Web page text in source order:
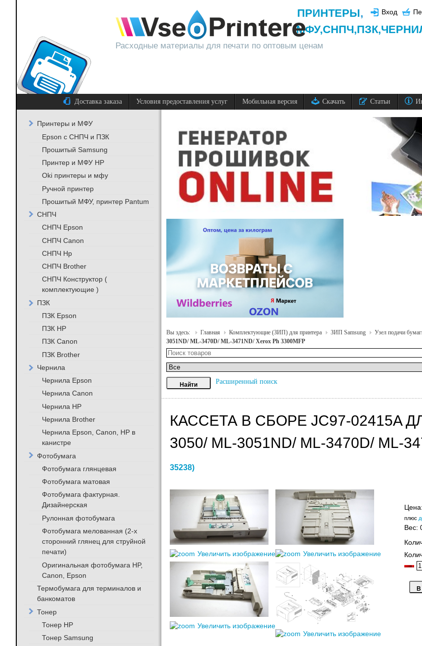
Расходные материалы для печати по оптовым ценам
Вход
ПРИНТЕРЫ,
МФУ,СНПЧ,ПЗК,
Доставка заказа Условия предоставления услуг Мобильная версия Скачать Статьи
Вы здесь: Главная Комплектующие (ЗИП) для принтера ЗИП Samsung Узел подачи
3051ND/ ML-3470D/ ML-3471ND/ Xerox Ph 3300MFP
Расширенный поиск
КАССЕТА В СБОРЕ JC97-02415A
3050/ ML-3051ND/ ML-3470D/ ML-
35238)
Увеличить изображение Увеличить изображение
Увеличить изображение
Увеличить изображение
Цена:
плюс
Вес:
Принтеры и МФУ
Epson с СНПЧ и ПЗК
Прошитый Samsung
Принтер и МФУ HP
Oki принтеры и мфу
Ручной принтер
Прошитый МФУ, принтер Pantum
СНПЧ
СНПЧ Epson
СНПЧ Canon
СНПЧ Hp
СНПЧ Brother
СНПЧ Конструктор (
комплектующие )
ПЗК
ПЗК Epson
ПЗК HP
ПЗК Canon
ПЗК Brother
Чернила
Чернила Epson
Чернила Canon
Чернила HP
Чернила Brother
Чернила Epson, Canon, HP в
канистре
Фотобумага
Фотобумага глянцевая
Фотобумага матовая
Фотобумага фактурная.
Дизайнерская
Рулонная фотобумага
Фотобумага мелованная (2-х
сторонний глянец для струйной
печати)
Оригинальная фотобумага HP,
Canon, Epson
Термобумага для терминалов и
банкоматов
Тонер
Тонер HP
Тонер Samsung